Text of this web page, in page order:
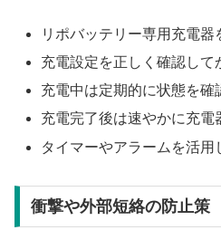
リポバッテリー専用充電器
充電設定を正しく確認して
充電中は定期的に状態を確
充電完了後は速やかに充電
タイマーやアラームを活用
衝撃や外部短絡の防止策